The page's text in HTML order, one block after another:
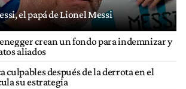
el papá de Lionel Messi
crean un fondo para indemnizar y
aliados
culpables después de la derrota en el
su estrategia